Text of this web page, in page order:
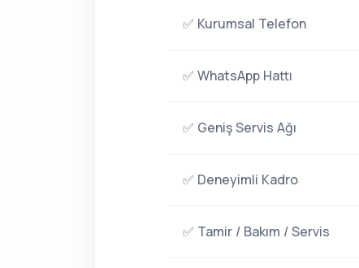
✅ Kurumsal Telefon
✅ WhatsApp Hattı
✅ Geniş Servis Ağı
✅ Deneyimli Kadro
✅ Tamir / Bakım / Servis